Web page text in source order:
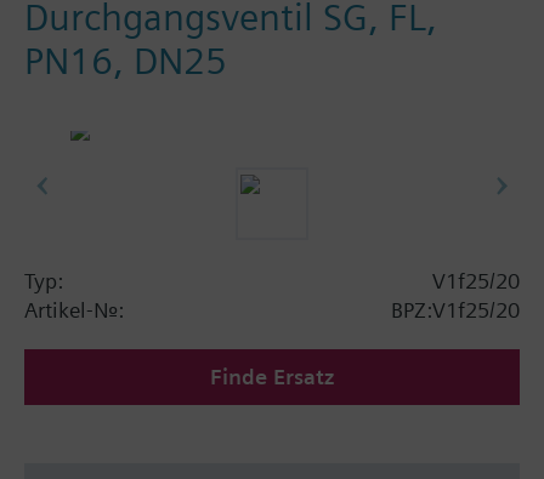
Durchgangsventil SG, FL,
PN16, DN25
Typ:
V1f25/20
Artikel-Nr.:
BPZ:V1f25/20
Finde Ersatz